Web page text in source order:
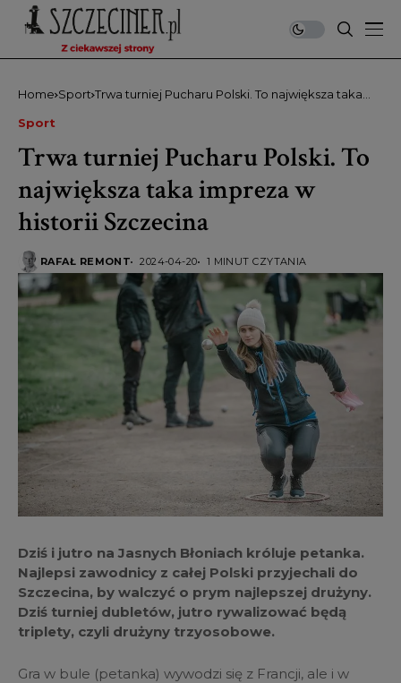
Home Sport Trwa turniej Pucharu Polski. To największa taka
Sport
Trwa turniej Pucharu Polski. To
największa taka impreza w
historii Szczecina
RAFAŁ REMONT 2024-04-20 1 MINUT CZYTANIA
Dziś i jutro na Jasnych Błoniach króluje petanka.
Najlepsi zawodnicy z całej Polski przyjechali do
Szczecina, by walczyć o prym najlepszej drużyny.
Dziś turniej dubletów, jutro rywalizować będą
triplety, czyli drużyny trzyosobowe.
Gra w bule (petanka) wywodzi się z Francji, ale i w